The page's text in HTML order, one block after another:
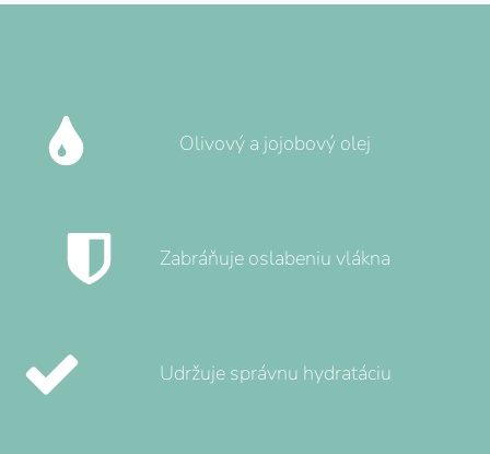
Olivový a jojobový olej
Zabráňuje oslabeniu vlákna
Udržuje správnu hydratáciu